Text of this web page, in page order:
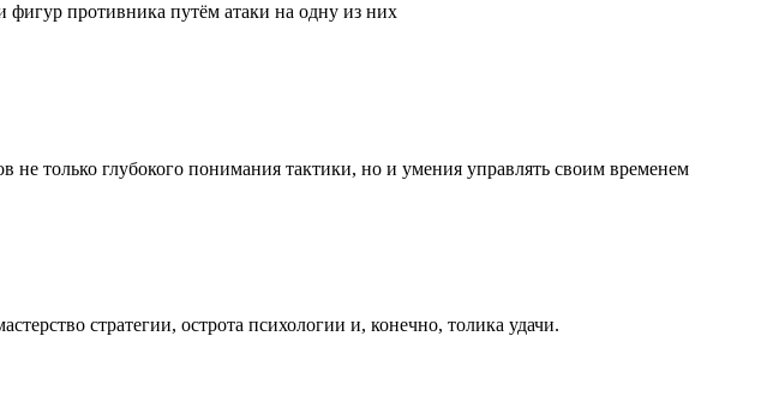
противника путём атаки на одну из них
только глубокого понимания тактики, но и умения управлять своим временем
стратегии, острота психологии и, конечно, толика удачи.